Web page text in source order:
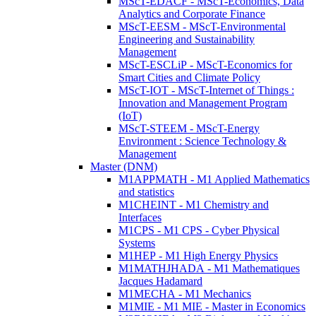
Analytics and Corporate Finance
MScT-EESM - MScT-Environmental
Engineering and Sustainability
Management
MScT-ESCLiP - MScT-Economics for
Smart Cities and Climate Policy
MScT-IOT - MScT-Internet of Things :
Innovation and Management Program
(IoT)
MScT-STEEM - MScT-Energy
Environment : Science Technology &
Management
Master (DNM)
M1APPMATH - M1 Applied Mathematics
and statistics
M1CHEINT - M1 Chemistry and
Interfaces
M1CPS - M1 CPS - Cyber Physical
Systems
M1HEP - M1 High Energy Physics
M1MATHJHADA - M1 Mathematiques
Jacques Hadamard
M1MECHA - M1 Mechanics
M1MIE - M1 MIE - Master in Economics